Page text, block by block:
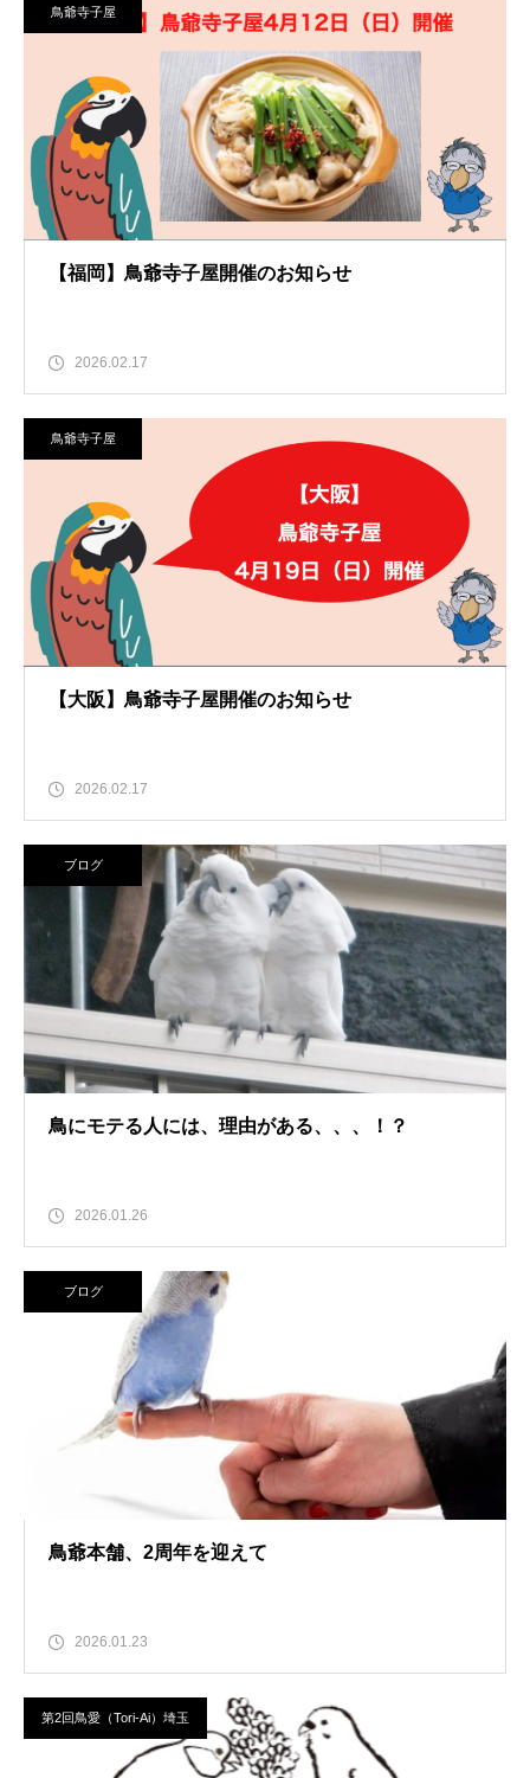
鳥爺寺子屋
【福岡】鳥爺寺子屋開催のお知らせ
2026.02.17
鳥爺寺子屋
【大阪】鳥爺寺子屋開催のお知らせ
2026.02.17
ブログ
鳥にモテる人には、理由がある、、、！？
2026.01.26
ブログ
鳥爺本舗、2周年を迎えて
2026.01.23
第2回鳥愛（Tori-Ai）埼玉